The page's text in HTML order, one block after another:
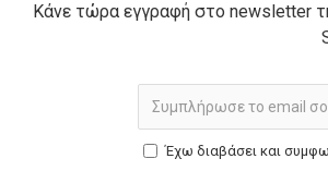
Κάνε τώρα εγγραφή στο newsletter
Έχω διαβάσει και
Ανδρική τσάντα PAUL
ΚΑΛΥΤΕΡΗ ΤΙΜΗ 30 ΗΜΕΡΩΝ: 29,00€